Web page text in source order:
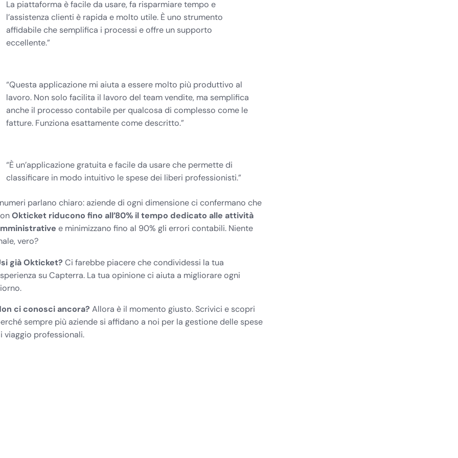
La piattaforma è facile da usare, fa risparmiare tempo e
l’assistenza clienti è rapida e molto utile. È uno strumento
affidabile che semplifica i processi e offre un supporto
eccellente.”
“Questa applicazione mi aiuta a essere molto più produttivo al
lavoro. Non solo facilita il lavoro del team vendite, ma semplifica
anche il processo contabile per qualcosa di complesso come le
fatture. Funziona esattamente come descritto.”
“È un’applicazione gratuita e facile da usare che permette di
classificare in modo intuitivo le spese dei liberi professionisti.”
parlano chiaro: aziende di ogni dimensione ci confermano che
Okticket riducono fino all’80% il tempo dedicato alle attività
e minimizzano fino al 90% gli errori contabili. Niente
vero?
già Okticket?Ci farebbe piacere che condividessi la tua
suCapterra. La tua opinione ci aiuta a migliorare ogni
ci conosci ancora? Allora è il momento giusto.Scrivici e scopri
sempre più aziende si affidano a noi per la gestione delle spese
viaggio professionali.